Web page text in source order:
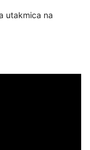
utakmica na